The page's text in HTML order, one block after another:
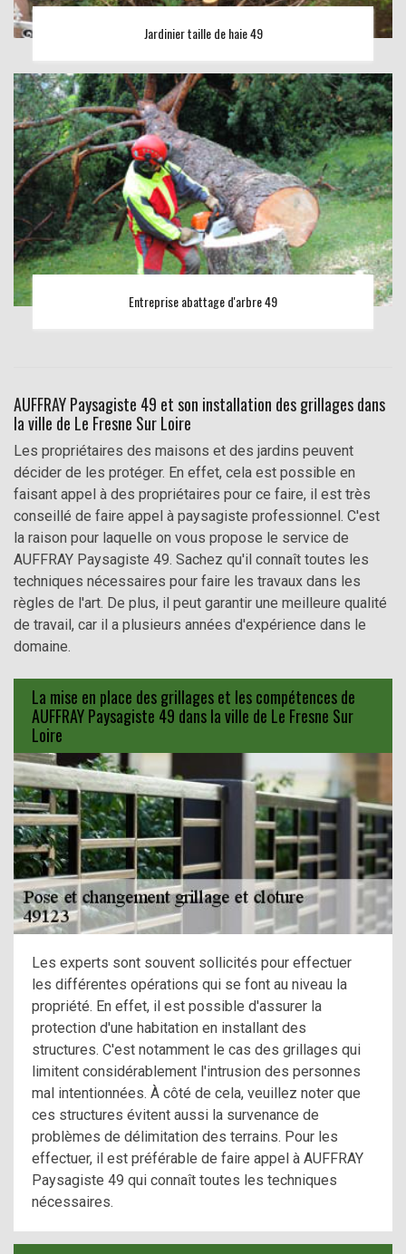
Jardinier taille de haie 49
Entreprise abattage d'arbre 49
AUFFRAY Paysagiste 49 et son installation des grillages dans
la ville de Le Fresne Sur Loire
Les propriétaires des maisons et des jardins peuvent
décider de les protéger. En effet, cela est possible en
faisant appel à des propriétaires pour ce faire, il est très
conseillé de faire appel à paysagiste professionnel. C'est
la raison pour laquelle on vous propose le service de
AUFFRAY Paysagiste 49. Sachez qu'il connaît toutes les
techniques nécessaires pour faire les travaux dans les
règles de l'art. De plus, il peut garantir une meilleure qualité
de travail, car il a plusieurs années d'expérience dans le
domaine.
La mise en place des grillages et les compétences de
AUFFRAY Paysagiste 49 dans la ville de Le Fresne Sur
Loire
Les experts sont souvent sollicités pour effectuer
les différentes opérations qui se font au niveau la
propriété. En effet, il est possible d'assurer la
protection d'une habitation en installant des
structures. C'est notamment le cas des grillages qui
limitent considérablement l'intrusion des personnes
mal intentionnées. À côté de cela, veuillez noter que
ces structures évitent aussi la survenance de
problèmes de délimitation des terrains. Pour les
effectuer, il est préférable de faire appel à AUFFRAY
Paysagiste 49 qui connaît toutes les techniques
nécessaires.